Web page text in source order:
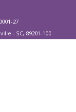
27
- SC, 89201-100